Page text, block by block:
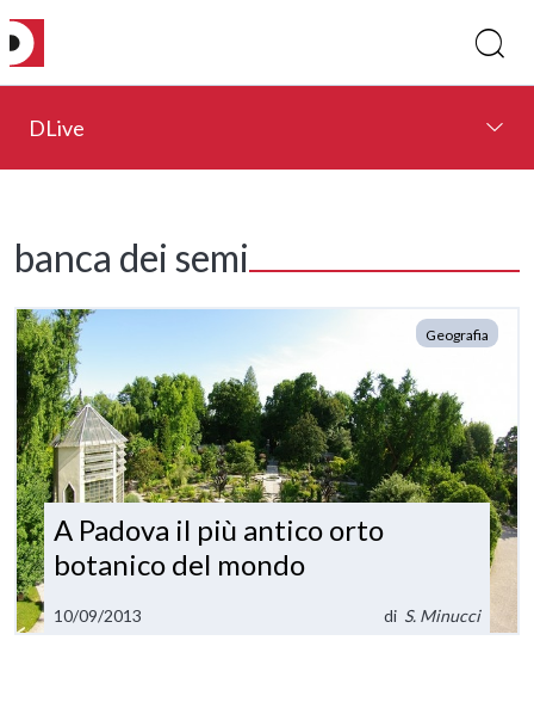
DLive
banca dei semi
Geografia
A Padova il più antico orto
botanico del mondo
10/09/2013 di S. Minucci